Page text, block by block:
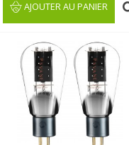
AJOUTER AU PANIER